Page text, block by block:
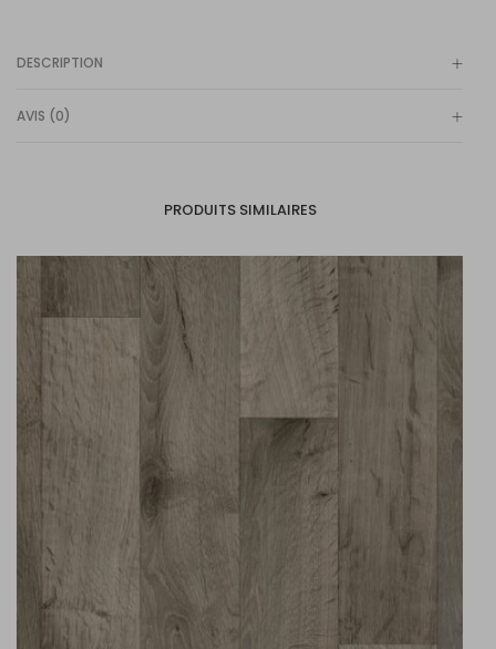
DESCRIPTION
AVIS (0)
PRODUITS SIMILAIRES